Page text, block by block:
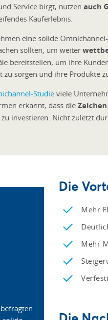
Service birgt, nutzen auch
Kauferlebnis.
eine solide
sollten, um weiter
bereitstellen, um ihre
sorgen und ihre Produkte
Studie viele
erkannt, dass die
investieren. Nicht zuletzt
Die
Mehr
Mehr